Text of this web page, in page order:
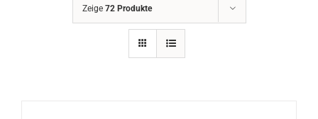
Zeige 72 Produkte